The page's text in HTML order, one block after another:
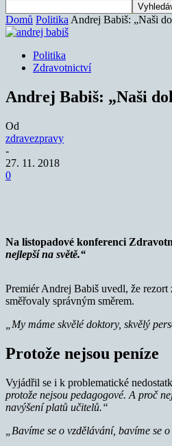
Domů Politika Andrej Babiš: „Naši
Politika
Zdravotnictví
Andrej Babiš: „Naši
Od
zdravezpravy
-
27. 11. 2018
0
Na listopadové konferenci
nejlepší na světě.“
Premiér Andrej Babiš uvedl, že
směřovaly správným směrem.
„My máme skvělé doktory, skvělý
Protože nejsou peníze
Vyjádřil se i k problematické
protože nejsou pedagogové. A proč
navýšení platů učitelů.“
„Bavíme se o vzdělávání, bavíme se